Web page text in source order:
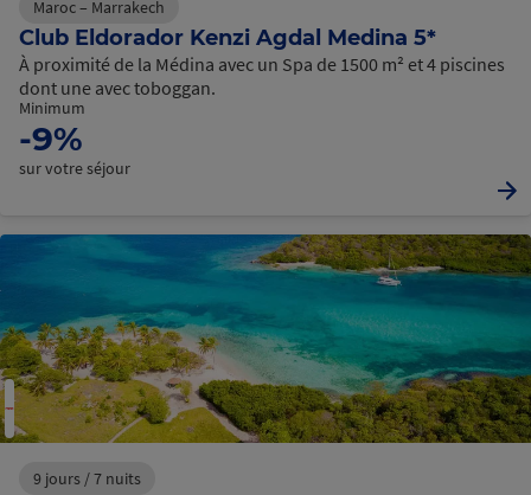
Maroc – Marrakech
Club Eldorador Kenzi Agdal Medina 5*
À proximité de la Médina avec un Spa de 1500 m² et 4 piscines
dont une avec toboggan.
Minimum
-9%
sur votre séjour
9 jours / 7 nuits